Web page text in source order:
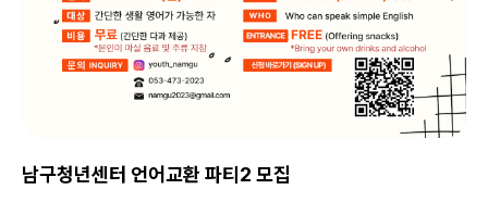
남구청년센터 언어교환 파티2 모집